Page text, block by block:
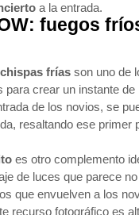
a la entrada.
fuegos
chispas frías son uno de
para crear un instante de
de los novios, se
resaltando ese primer
es otro complemento
de luces que parece
que envuelven a los
recurso fotográfico es